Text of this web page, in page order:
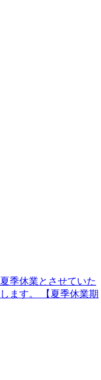
季休業とさせていた
ます。 【夏季休業期